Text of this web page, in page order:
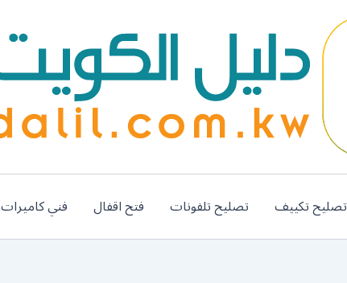
تصليح تكييف تصليح تلفونات فتح اقفال فني كاميرات